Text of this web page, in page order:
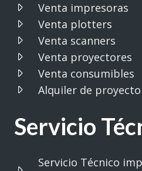
Venta impresoras
Venta plotters
Venta scanners
Venta proyectores
Venta consumibles
Alquiler de
Servicio
Servicio Técnico